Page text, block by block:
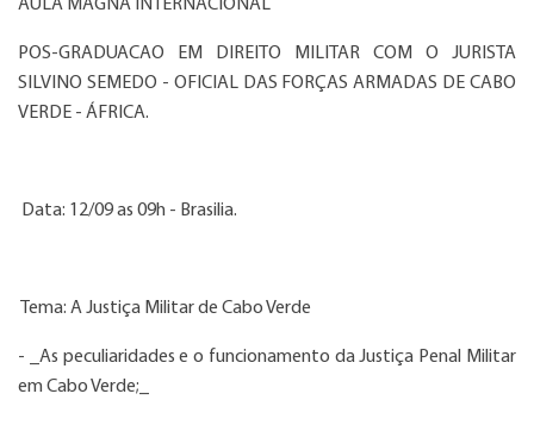
AULA MAGNA INTERNACIONAL
POS-GRADUACAO EM DIREITO MILITAR COM O JURISTA
SILVINO SEMEDO - OFICIAL DAS FORÇAS ARMADAS DE CABO
VERDE - ÁFRICA.
Data: 12/09 as 09h - Brasilia.
Tema: A Justiça Militar de Cabo Verde
- _As peculiaridades e o funcionamento da Justiça Penal Militar
em Cabo Verde;_